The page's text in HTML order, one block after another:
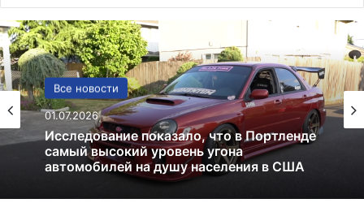
США
13.06.2025
Америка имеет огромный избыток сыра